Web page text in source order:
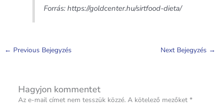
Forrás: https://goldcenter.hu/sirtfood-dieta/
← Previous Bejegyzés Next Bejegyzés →
Hagyjon kommentet
Az e-mail címet nem tesszük közzé. A kötelező mezőket *